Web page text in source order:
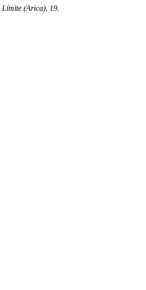
Límite (Arica), 19.